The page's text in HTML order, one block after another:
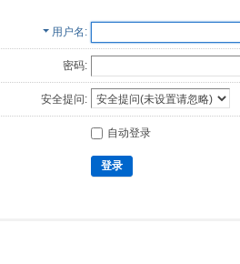
用户名
密码:
安全提问:
自动登录
登录